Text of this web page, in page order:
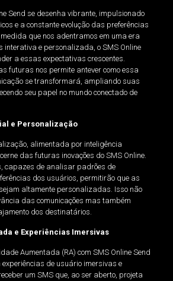
Send se desenha vibrante, impulsionado
e a constante evolução das preferências
que nos adentramos em uma era
e personalizada, o SMS Online
a essas expectativas crescentes.
futuras nos permite antever como essa
se transformará, ampliando suas
seu papel no mundo conectado de
e Personalização
alimentada por inteligência
das futuras inovações do SMS Online.
capazes de analisar padrões de
dos usuários, permitirão que as
altamente personalizadas. Isso não
das comunicações mas também
dos destinatários.
e Experiências Imersivas
Aumentada (RA) com SMS Online Send
de usuário imersivas e
um SMS que, ao ser aberto, projeta